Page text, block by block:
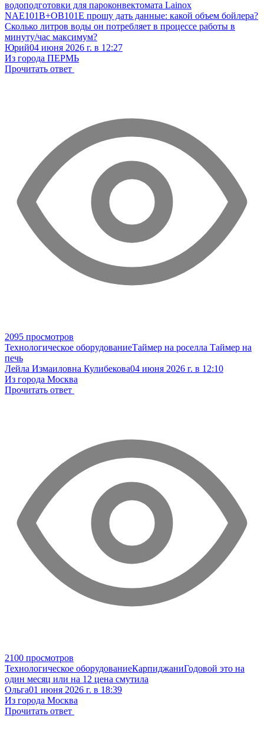
водоподготовки для пароконвектомата Lainox
NAE101B+OB101E прошу дать данные: какой объем бойлера?
Сколько литров воды он потребляет в процессе работы в
минуту/час максимум?
Юрий04 июня 2026 г. в 12:27
Из города ПЕРМЬ
Прочитать ответ
2095 просмотров
Технологическое оборудованиеТаймер на роселла Таймер на
печь
Лейла Измаиловна Кулибекова04 июня 2026 г. в 12:10
Из города Москва
Прочитать ответ
2100 просмотров
Технологическое оборудованиеКарпиджаниГодовой это на
один месяц или на 12 цена смутила
Ольга01 июня 2026 г. в 18:39
Из города Москва
Прочитать ответ